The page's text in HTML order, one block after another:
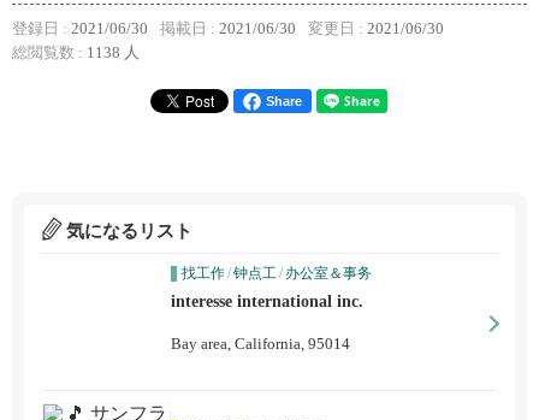
登録日 : 2021/06/30 掲載日 : 2021/06/30 変更日 : 2021/06/30
総閲覧数 : 1138 人
Share
気になるリスト
找工作/钟点工/ 办公室＆事务
interesse international inc.
Bay area, California, 95014